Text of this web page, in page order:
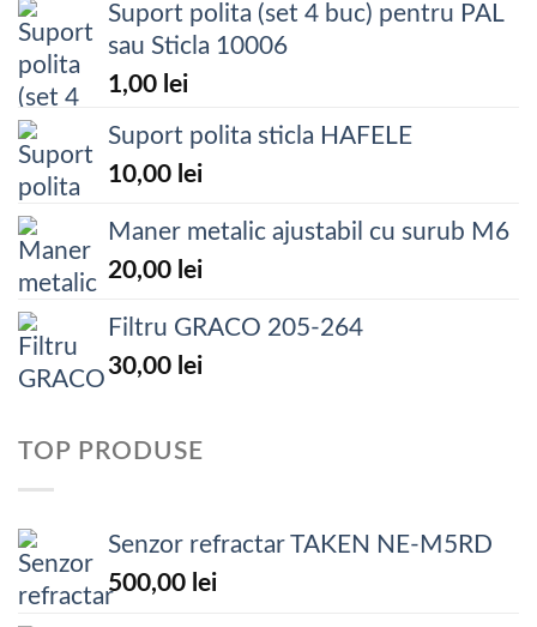
Suport polita (set 4 buc) pentru PAL
sau Sticla 10006
1,00 lei
Suport polita sticla HAFELE
10,00 lei
Maner metalic ajustabil cu surub M6
20,00 lei
Filtru GRACO 205-264
30,00 lei
TOP PRODUSE
Senzor refractar TAKEN NE-M5RD
500,00 lei